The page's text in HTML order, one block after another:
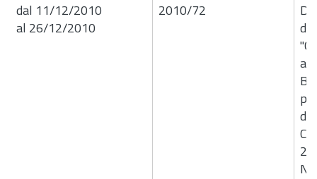
dal 11/12/2010
al 26/12/2010
2010/72